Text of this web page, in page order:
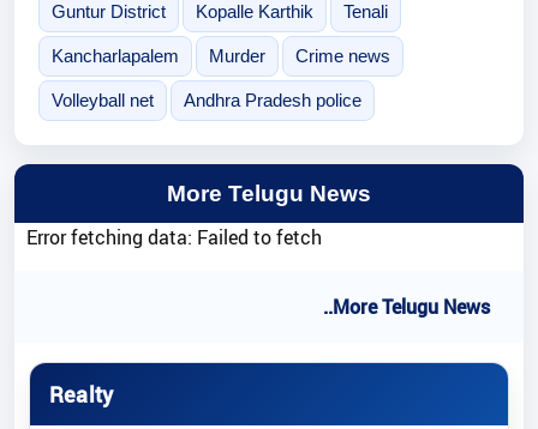
Guntur District Kopalle Karthik Tenali
Kancharlapalem Murder Crime news
Volleyball net Andhra Pradesh police
More Telugu News
Error fetching data: Failed to fetch
..More Telugu News
Realty